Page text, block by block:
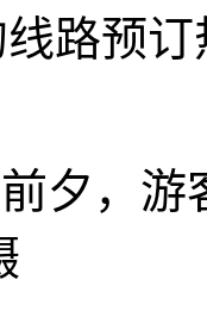
路预
夕，